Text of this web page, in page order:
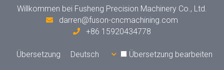
Willkommen bei Fusheng Precision Machinery Co., Ltd.
darren@fuson-cncmachining.com
+86 15920434778
Übersetzung Übersetzung bearbeiten